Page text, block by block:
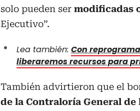
solo pueden ser modificadas
Ejecutivo”.
Lea también: Con
liberaremos recursos para
También advirtieron que el
de la Contraloría General de